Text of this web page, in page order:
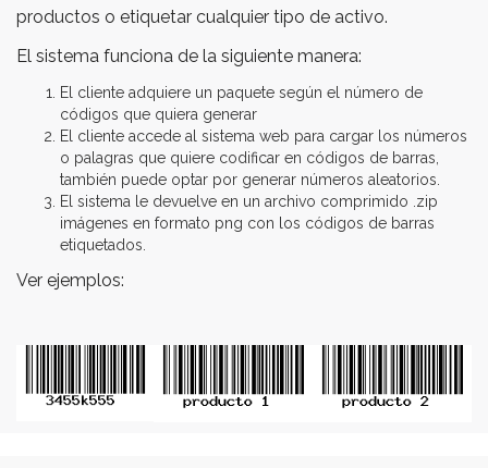
productos o etiquetar cualquier tipo de activo.
El sistema funciona de la siguiente manera:
El cliente adquiere un paquete según el número de
códigos que quiera generar
El cliente accede al sistema web para cargar los números
o palagras que quiere codificar en códigos de barras,
también puede optar por generar números aleatorios.
El sistema le devuelve en un archivo comprimido .zip
imágenes en formato png con los códigos de barras
etiquetados.
Ver ejemplos: